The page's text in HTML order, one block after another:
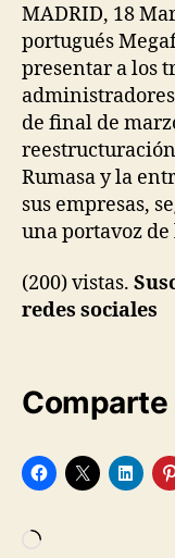
MADRID, 18
portugués
presentar a los
de final de
Rumasa y la
sus empresas,
una portavoz
(200) vistas.
redes sociales
Comparte